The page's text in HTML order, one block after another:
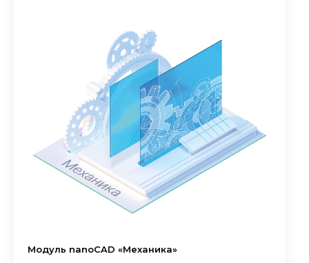
Модуль nanoCAD «Механика»